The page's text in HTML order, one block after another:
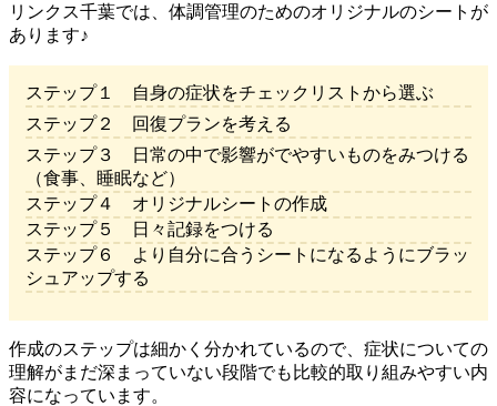
リンクス千葉では、体調管理のためのオリジナルのシートが
あります♪
ステップ１ 自身の症状をチェックリストから選ぶ
ステップ２ 回復プランを考える
ステップ３ 日常の中で影響がでやすいものをみつける
（食事、睡眠など）
ステップ４ オリジナルシートの作成
ステップ５ 日々記録をつける
ステップ６ より自分に合うシートになるようにブラッ
シュアップする
作成のステップは細かく分かれているので、症状についての
理解がまだ深まっていない段階でも比較的取り組みやすい内
容になっています。